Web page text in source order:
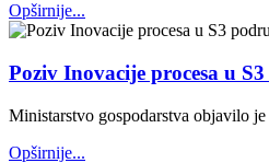
Opširnije...
Poziv Inovacije procesa u
Ministarstvo gospodarstva objavilo
Opširnije...